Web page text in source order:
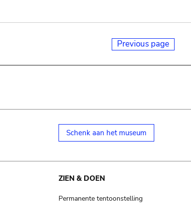
Previous page
Schenk aan het museum
ZIEN & DOEN
Permanente tentoonstelling